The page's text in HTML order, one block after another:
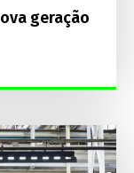
geração